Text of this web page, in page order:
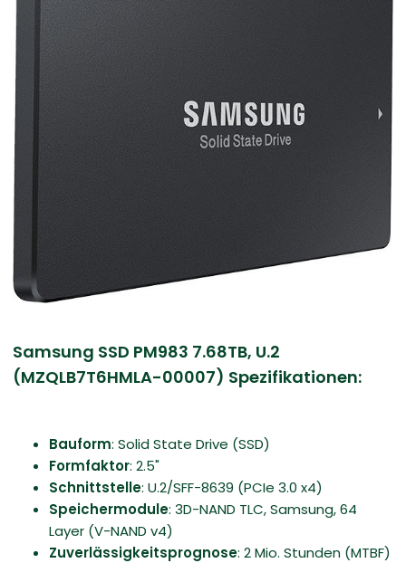
Samsung SSD PM983 7.68TB, U.2
(MZQLB7T6HMLA-00007) Spezifikationen:
Bauform: Solid State Drive (SSD)
Formfaktor: 2.5"
Schnittstelle: U.2/​SFF-8639 (PCIe 3.0 x4)
Speichermodule: 3D-NAND TLC, Samsung, 64
Layer (V-NAND v4)
Zuverlässigkeitsprognose: 2 Mio. Stunden (MTBF)